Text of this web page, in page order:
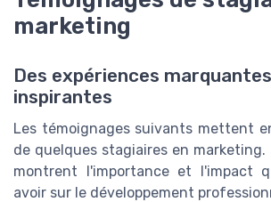
marketing
Des expériences
inspirantes
Les témoignages suivants mettent
de quelques stagiaires en marketing.
montrent l'importance et l'impact
avoir sur le développement